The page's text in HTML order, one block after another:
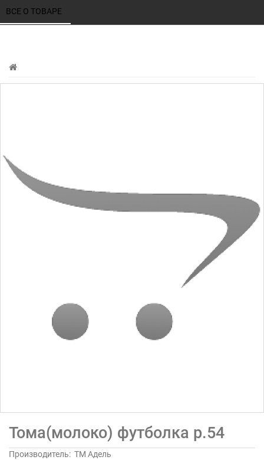
ВСЕ О ТОВАРЕ
Тома(молоко) футболка р.54
Производитель: ТМ Адель